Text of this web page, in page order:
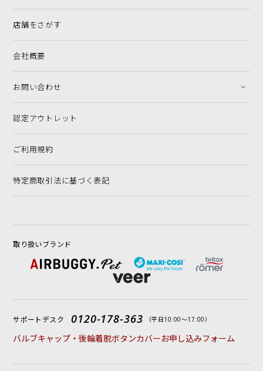
店舗をさがす
会社概要
お問い合わせ
認定アウトレット
ご利用規約
特定商取引法に基づく表記
取り扱いブランド
サポートデスク 0120-178-363 （平日10:00〜17:00）
バルブキャップ・後輪着脱ボタンカバーお申し込みフォーム